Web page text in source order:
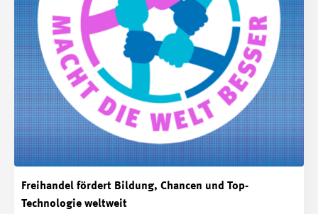
Freihandel fördert Bildung, Chancen und Top-
Technologie weltweit